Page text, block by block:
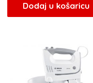
Dodaj u košaricu